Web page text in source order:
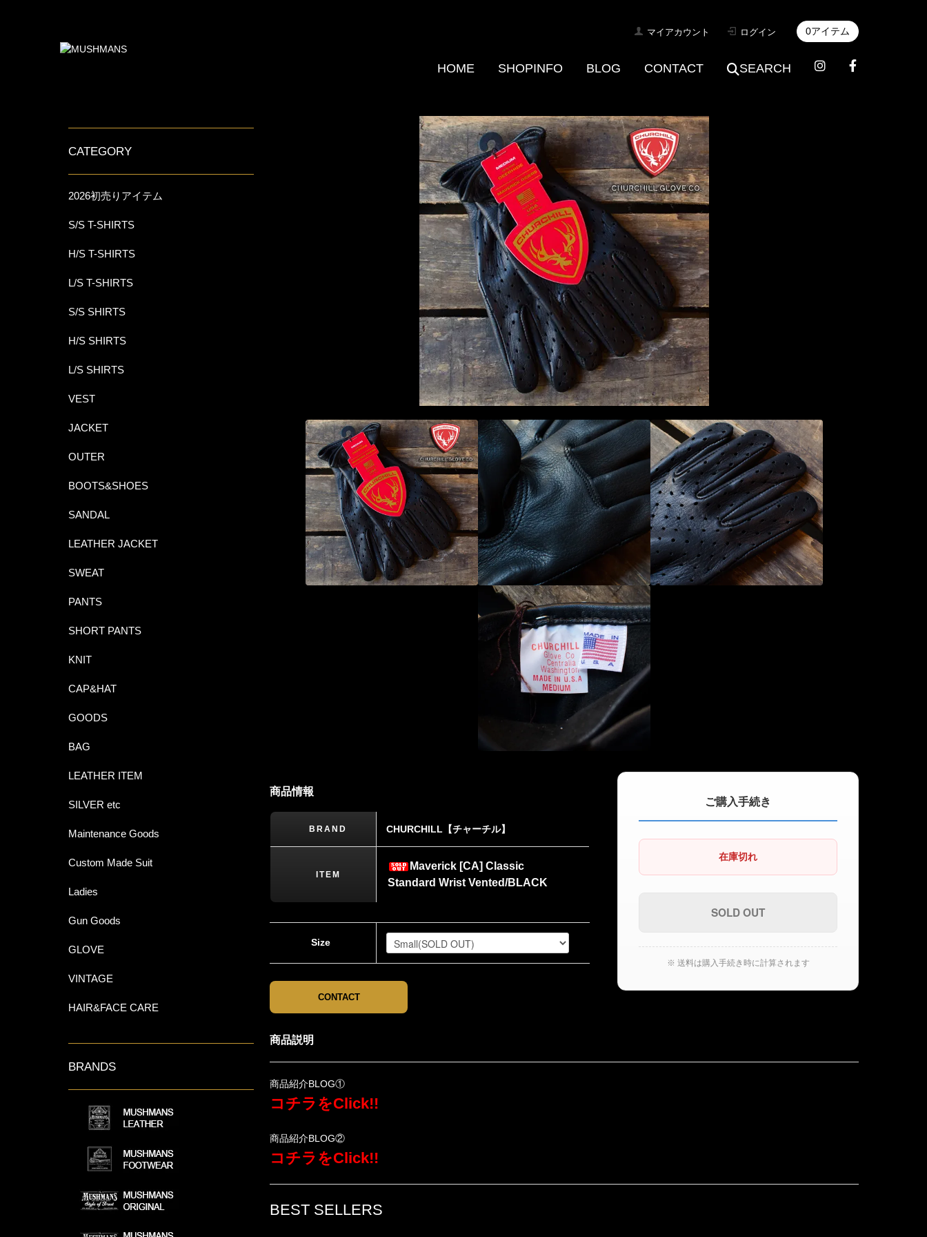
0アイテム
マイアカウント ログイン
HOME SHOPINFO BLOG CONTACT SEARCH
商品情報
BRAND CHURCHILL【チャーチル】
ITEM
Maverick [CA] Classic
Standard Wrist Vented/BLACK
Size
CONTACT
ご購入手続き
在庫切れ
※ 送料は購入手続き時に計算されます
商品説明
商品紹介BLOG①
コチラをClick!!
商品紹介BLOG②
コチラをClick!!
BEST SELLERS
CATEGORY
2026初売りアイテム
S/S T-SHIRTS
H/S T-SHIRTS
L/S T-SHIRTS
S/S SHIRTS
H/S SHIRTS
L/S SHIRTS
VEST
JACKET
OUTER
BOOTS&SHOES
SANDAL
LEATHER JACKET
SWEAT
PANTS
SHORT PANTS
KNIT
CAP&HAT
GOODS
BAG
LEATHER ITEM
SILVER etc
Maintenance Goods
Custom Made Suit
Ladies
Gun Goods
GLOVE
VINTAGE
HAIR&FACE CARE
BRANDS